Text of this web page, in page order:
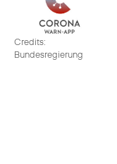
Credits:
Bundesregierung